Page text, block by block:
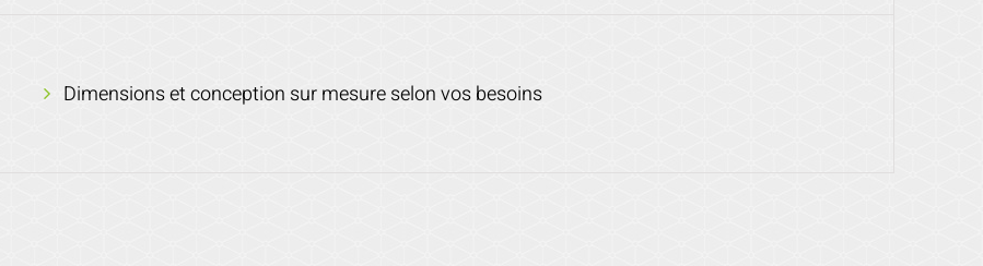
Dimensions et conception sur mesure selon vos besoins